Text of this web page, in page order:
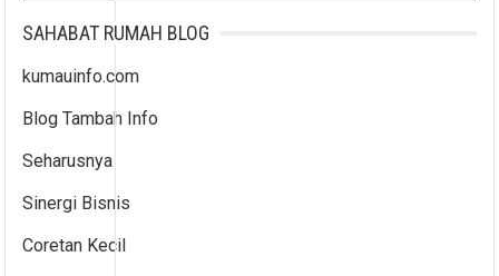
SAHABAT RUMAH BLOG
kumauinfo.com
Blog Tambah Info
Seharusnya
Sinergi Bisnis
Coretan Kecil